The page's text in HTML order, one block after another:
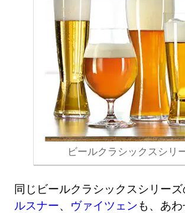
ビールクラシックスシリ
同じビールクラシックスシリー
ルスナー、 ヴァイツェンも、あ